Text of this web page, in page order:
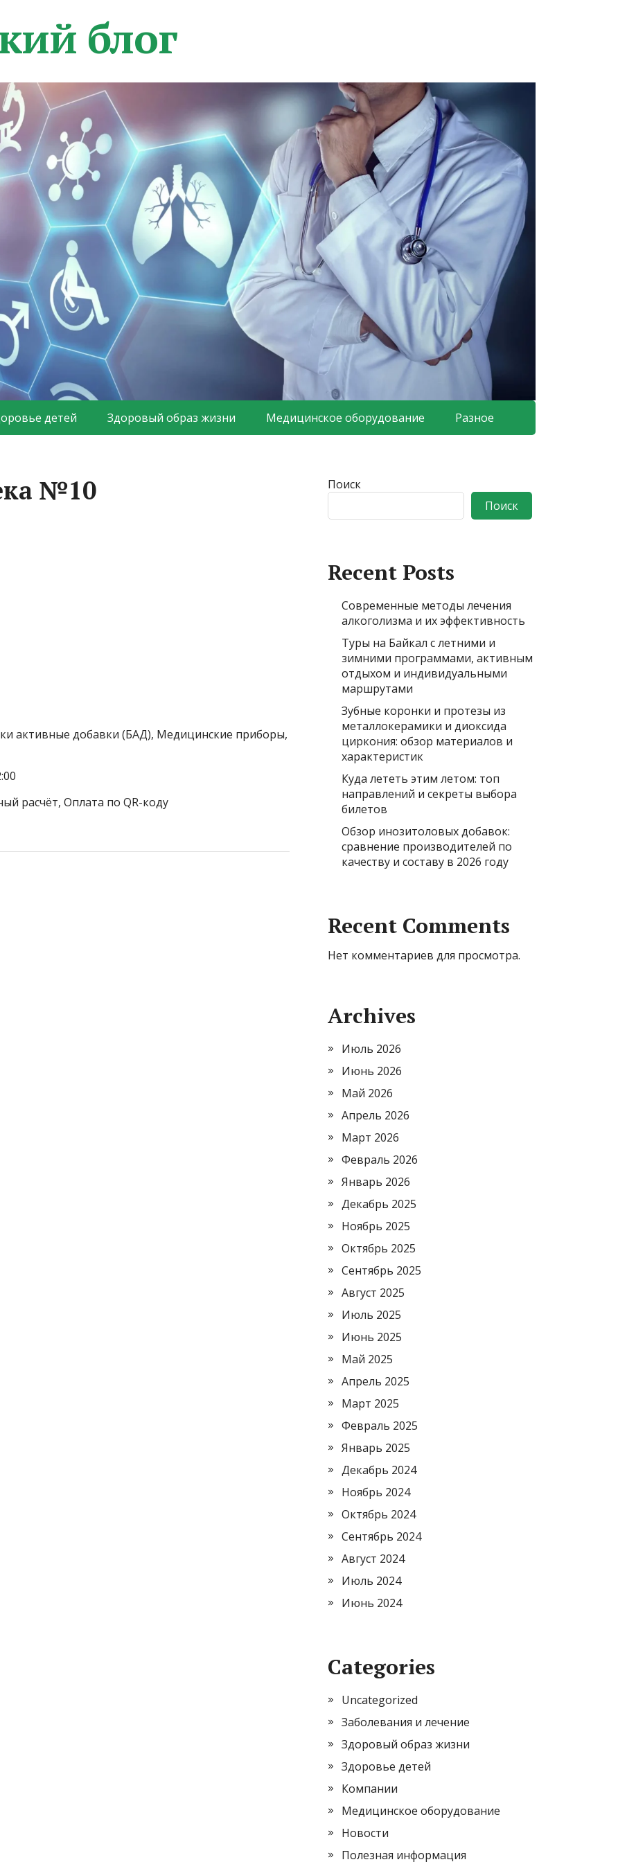
блог
детей Здоровый образ жизни Медицинское оборудование Разное
№10
активные добавки (БАД), Медицинские приборы,
расчёт, Оплата по QR-коду
Поиск
Поиск
Recent Posts
Современные методы лечения
алкоголизма и их эффективность
Туры на Байкал с летними и
зимними программами, активным
отдыхом и индивидуальными
маршрутами
Зубные коронки и протезы из
металлокерамики и диоксида
циркония: обзор материалов и
характеристик
Куда лететь этим летом: топ
направлений и секреты выбора
билетов
Обзор инозитоловых добавок:
сравнение производителей по
качеству и составу в 2026 году
Recent Comments
Нет комментариев для просмотра.
Archives
Июль 2026
Июнь 2026
Май 2026
Апрель 2026
Март 2026
Февраль 2026
Январь 2026
Декабрь 2025
Ноябрь 2025
Октябрь 2025
Сентябрь 2025
Август 2025
Июль 2025
Июнь 2025
Май 2025
Апрель 2025
Март 2025
Февраль 2025
Январь 2025
Декабрь 2024
Ноябрь 2024
Октябрь 2024
Сентябрь 2024
Август 2024
Июль 2024
Июнь 2024
Categories
Uncategorized
Заболевания и лечение
Здоровый образ жизни
Здоровье детей
Компании
Медицинское оборудование
Новости
Полезная информация